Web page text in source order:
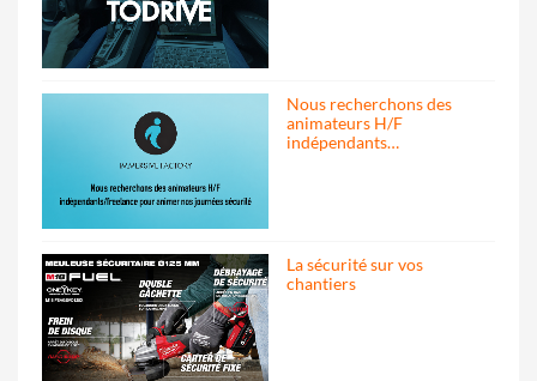
Nous recherchons des
animateurs H/F
indépendants…
La sécurité sur vos
chantiers